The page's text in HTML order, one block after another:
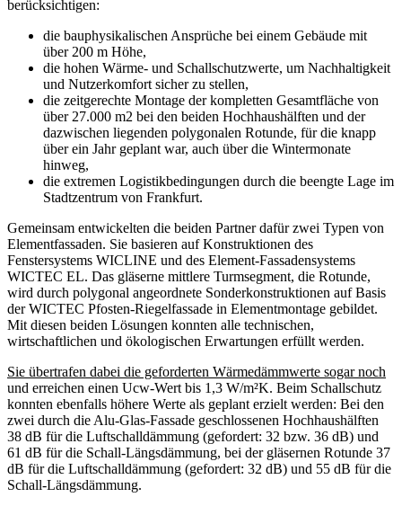
berücksichtigen:
die bauphysikalischen Ansprüche bei einem Gebäude mit
über 200 m Höhe,
die hohen Wärme- und Schallschutzwerte, um Nachhaltigkeit
und Nutzerkomfort sicher zu stellen,
die zeitgerechte Montage der kompletten Gesamtfläche von
über 27.000 m2 bei den beiden Hochhaushälften und der
dazwischen liegenden polygonalen Rotunde, für die knapp
über ein Jahr geplant war, auch über die Wintermonate
hinweg,
die extremen Logistikbedingungen durch die beengte Lage im
Stadtzentrum von Frankfurt.
Gemeinsam entwickelten die beiden Partner dafür zwei Typen von
Elementfassaden. Sie basieren auf Konstruktionen des
Fenstersystems WICLINE und des Element-Fassadensystems
WICTEC EL. Das gläserne mittlere Turmsegment, die Rotunde,
wird durch polygonal angeordnete Sonderkonstruktionen auf Basis
der WICTEC Pfosten-Riegelfassade in Elementmontage gebildet.
Mit diesen beiden Lösungen konnten alle technischen,
wirtschaftlichen und ökologischen Erwartungen erfüllt werden.
Sie übertrafen dabei die geforderten Wärmedämmwerte sogar noch
und erreichen einen Ucw-Wert bis 1,3 W/m²K. Beim Schallschutz
konnten ebenfalls höhere Werte als geplant erzielt werden: Bei den
zwei durch die Alu-Glas-Fassade geschlossenen Hochhaushälften
38 dB für die Luftschalldämmung (gefordert: 32 bzw. 36 dB) und
61 dB für die Schall-Längsdämmung, bei der gläsernen Rotunde 37
dB für die Luftschalldämmung (gefordert: 32 dB) und 55 dB für die
Schall-Längsdämmung.